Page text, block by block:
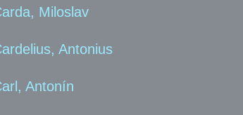
Miloslav
Antonius
Antonín